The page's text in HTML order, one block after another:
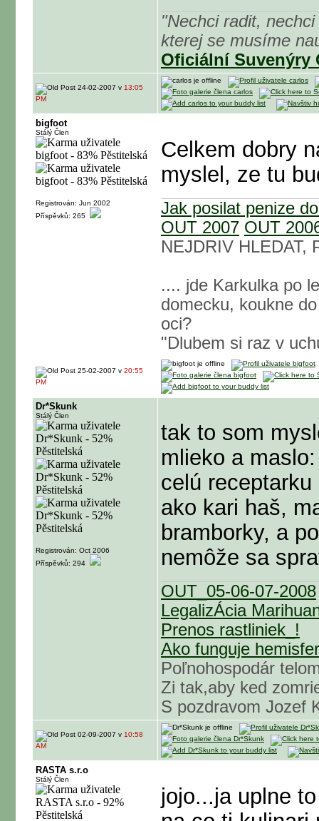
"Nechci radit,
kterej se musíme
Oficiální Suvenýry
24-02-2007 v 13:05
PM
bigfoot
Stálý Člen
Registrován: Jun 2002
Příspěvků: 265
Celkem dobry
myslel, ze tu
Jak posilat penize
OUT 2007 OUT
NEJDRIV HLEDAT,
.... jde Karkulka po
domecku, koukne
oci?
"Dlubem si raz v
25-02-2007 v 20:55
PM
Dr*Skunk
Stálý Člen
Registrován: Oct 2006
Příspěvků: 294
tak to som
mlieko a
celú
ako kari haš,
bramborky, a
nemôže sa
OUT_05-06-07-2008
LegalizÁcia
Prenos rastliniek_!
Ako funguje
Poľnohospodár
Zi tak,aby ked
S pozdravom Jozef
02-09-2007 v 10:58
AM
RASTA s.r.o
Stálý Člen
jojo...ja uplne